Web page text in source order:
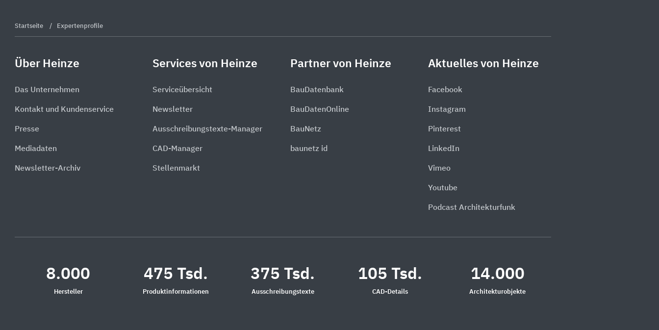
Startseite Expertenprofile
Über Heinze
Das Unternehmen
Kontakt und Kundenservice
Presse
Mediadaten
Newsletter-Archiv
Services von Heinze
Serviceübersicht
Newsletter
Ausschreibungstexte-Manager
CAD-Manager
Stellenmarkt
Partner von Heinze
BauDatenbank
BauDatenOnline
BauNetz
baunetz id
Aktuelles von Heinze
Facebook
Instagram
Pinterest
LinkedIn
Vimeo
Youtube
Podcast Architekturfunk
8.000
Hersteller
475 Tsd.
Produktinformationen
375 Tsd.
Ausschreibungstexte
105 Tsd.
CAD-Details
14.000
Architekturobjekte